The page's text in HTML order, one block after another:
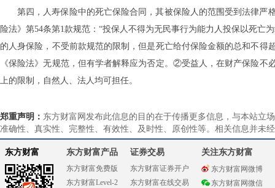
第四，人寿保险中的死亡保险合同，其被保险人的范围受到法律
险法》第54条第1款规范：“投保人不得为无民事行为能力人投保以死
的人身保险，不受前款规范的限制，但是死亡给付保险金额的总和不
《保险法》无规范，但有学者解释应为否定。②受益人，在财产保险
上的限制，自然人、法人均可担任。
郑重声明： 东方财富网发布此信息的目的在于传播更多信息，与本站立
准确性、真实性、完整性、有效性、及时性、原创性等。相关信息并未
东方财富 东方财富产品
东方财富免费版
东方财富Level-2
证券交易
东方财富证券开户
东方财富在线交易
关注东方财富
东方财富网微博
东方财富网微信